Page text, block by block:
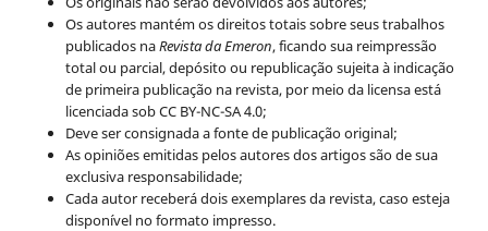
Os autores mantém os direitos totais sobre seus trabalhos
publicados naRevista da Emeron, ficando sua reimpressão
total ou parcial, depósito ou republicação sujeita à indicação
de primeira publicação na revista, por meio da licensa está
licenciada sob CC BY-NC-SA 4.0;
Deve ser consignada a fonte de publicação original;
As opiniões emitidas pelos autores dos artigos são de sua
exclusiva responsabilidade;
Cada autor receberá dois exemplares da revista, caso esteja
disponível no formato impresso.